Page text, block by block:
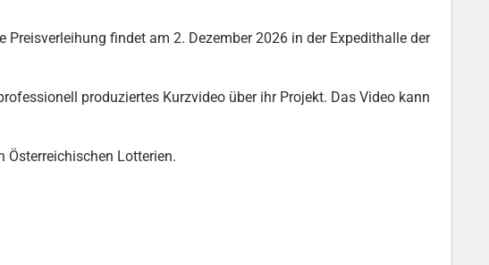
findet am 2. Dezember 2026 in der Expedithalle der
produziertes Kurzvideo über ihr Projekt. Das Video kann
Österreichischen Lotterien.